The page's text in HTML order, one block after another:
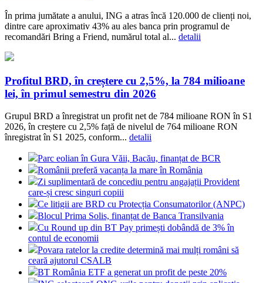
În prima jumătate a anului, ING a atras încă 120.000 de clienți noi,
dintre care aproximativ 43% au ales banca prin programul de
recomandări Bring a Friend, numărul total al... detalii
Profitul BRD, în creștere cu 2,5%, la 784 milioane
lei, în primul semestru din 2026
Grupul BRD a înregistrat un profit net de 784 milioane RON în S1
2026, în creștere cu 2,5% față de nivelul de 764 milioane RON
înregistrat în S1 2025, conform... detalii
Parc eolian în Gura Văii, Bacău, finanțat de BCR
Românii preferă vacanța la mare în România
Zi suplimentară de concediu pentru angajații Provident
care-și cresc singuri copiii
Ce litigii are BRD cu Protecția Consumatorilor (ANPC)
Blocul Prima Solis, finanțat de Banca Transilvania
Cu Round up din BT Pay primești dobândă de 3% în
contul de economii
Povara ratelor la credite determină mai mulți români să
ceară ajutorul CSALB
BT România ETF a generat un profit de peste 20%